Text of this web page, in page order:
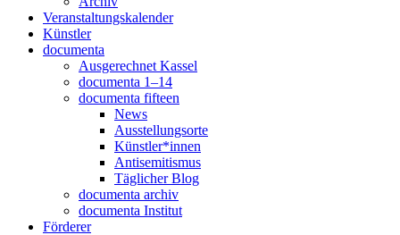
Veranstaltungskalender
Künstler
documenta
Ausgerechnet Kassel
documenta 1–14
documenta fifteen
News
Ausstellungsorte
Künstler*innen
Antisemitismus
Täglicher Blog
documenta archiv
documenta Institut
Förderer